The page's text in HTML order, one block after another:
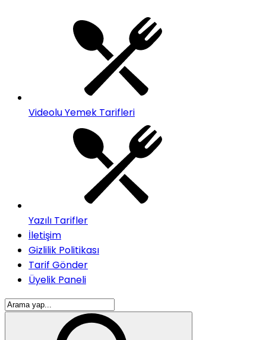
Videolu Yemek Tarifleri
Yazılı Tarifler
İletişim
Gizlilik Politikası
Tarif Gönder
Üyelik Paneli